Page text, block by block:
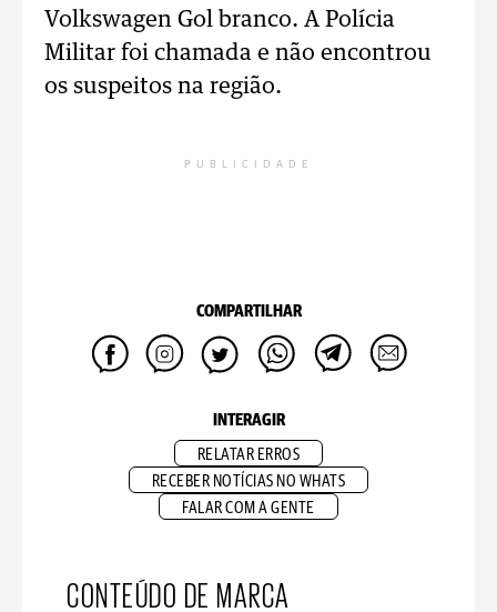
Volkswagen Gol branco. A Polícia
Militar foi chamada e não encontrou
os suspeitos na região.
PUBLICIDADE
COMPARTILHAR
INTERAGIR
RELATAR ERROS
RECEBER NOTÍCIAS NO WHATS
FALAR COM A GENTE
CONTEÚDO DE MARCA